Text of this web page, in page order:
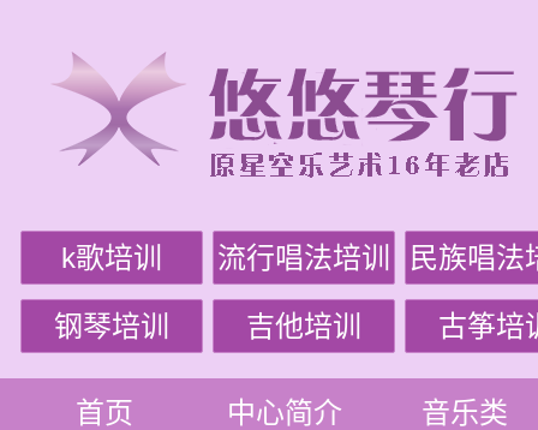
k歌培训 流行唱法培训 民族唱法
钢琴培训 吉他培训 古筝培
首页 中心简介 音乐类